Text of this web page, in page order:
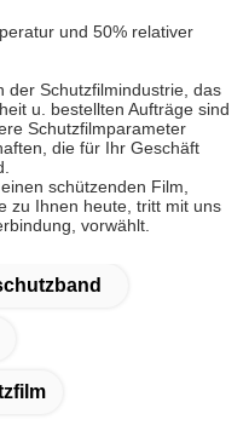
und 50% relativer
der Schutzfilmindustrie, das
u. bestellten Aufträge sind
Schutzfilmparameter
die für Ihr Geschäft
schützenden Film,
zu Ihnen heute, tritt mit uns
vorwählt.